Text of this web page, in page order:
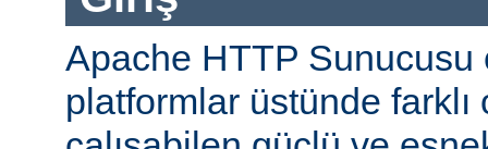
Apache HTTP Sunucusu
platformlar üstünde farklı